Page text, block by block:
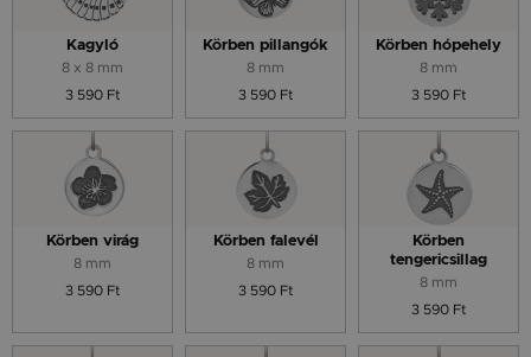
Kagyló
8 x 8 mm
3 590 Ft
Körben pillangók
8 mm
3 590 Ft
Körben hópehely
8 mm
3 590 Ft
Körben virág
8 mm
3 590 Ft
Körben falevél
8 mm
3 590 Ft
Körben
tengericsillag
8 mm
3 590 Ft